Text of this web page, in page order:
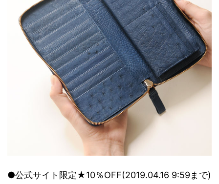
●公式サイト限定★10％OFF(2019.04.16 9:59まで)